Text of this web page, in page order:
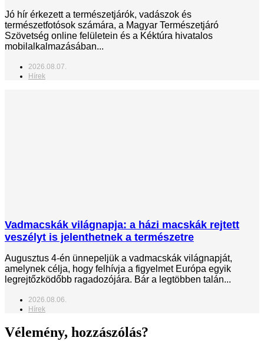
Jó hír érkezett a természetjárók, vadászok és
természetfotósok számára, a Magyar Természetjáró
Szövetség online felületein és a Kéktúra hivatalos
mobilalkalmazásában...
2026.08.07.
Hírek
Vadmacskák világnapja: a házi macskák rejtett
veszélyt is jelenthetnek a természetre
Augusztus 4-én ünnepeljük a vadmacskák világnapját,
amelynek célja, hogy felhívja a figyelmet Európa egyik
legrejtőzködőbb ragadozójára. Bár a legtöbben talán...
2026.08.06.
Hírek
Vélemény, hozzászólás?